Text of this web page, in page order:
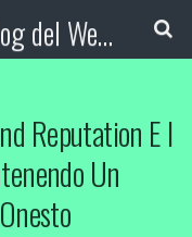
Booking Blog™ - Il blog del Web Marketing Turistico
Reputation E I
Un